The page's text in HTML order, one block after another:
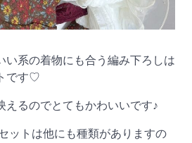
い系の着物にも合う編み下ろしは
です♡
えるのでとてもかわいいです♪
ットは他にも種類がありますの